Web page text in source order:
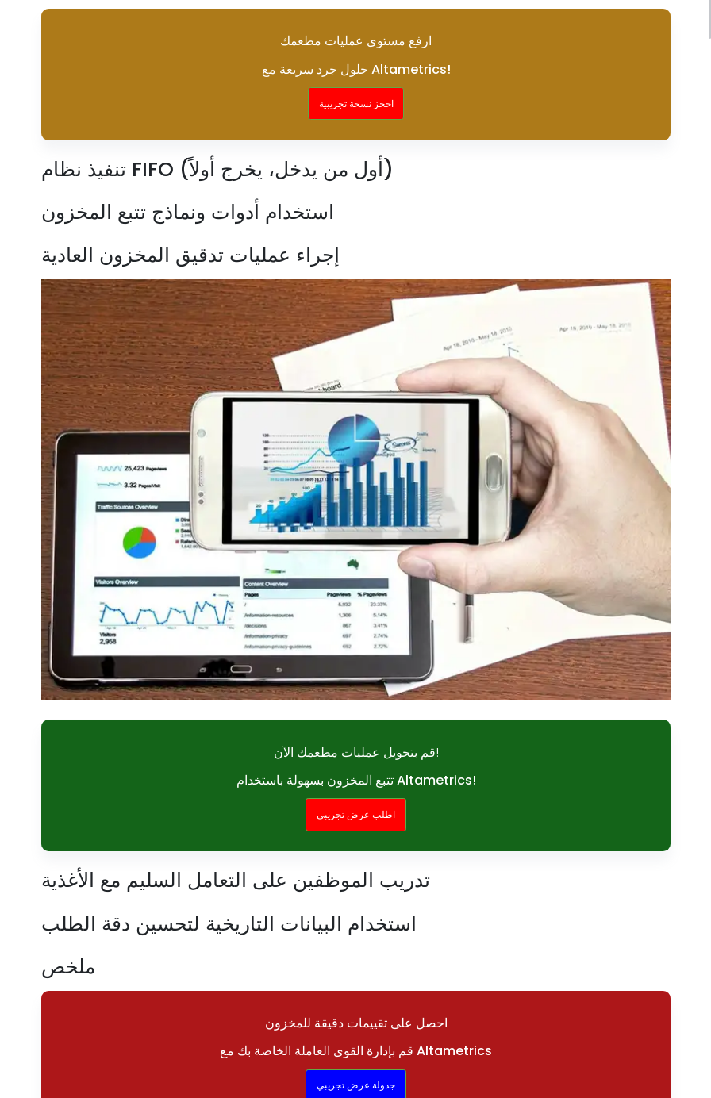
ارفع مستوى عمليات مطعمك
حلول جرد سريعة مع Altametrics!
احجز نسخة تجريبية
تنفيذ نظام FIFO (أول من يدخل، يخرج أولاً)
استخدام أدوات ونماذج تتبع المخزون
إجراء عمليات تدقيق المخزون العادية
قم بتحويل عمليات مطعمك الآن!
تتبع المخزون بسهولة باستخدام Altametrics!
اطلب عرض تجريبي
تدريب الموظفين على التعامل السليم مع الأغذية
استخدام البيانات التاريخية لتحسين دقة الطلب
ملخص
احصل على تقييمات دقيقة للمخزون
قم بإدارة القوى العاملة الخاصة بك مع Altametrics
جدولة عرض تجريبي